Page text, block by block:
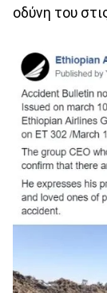
οδύνη του